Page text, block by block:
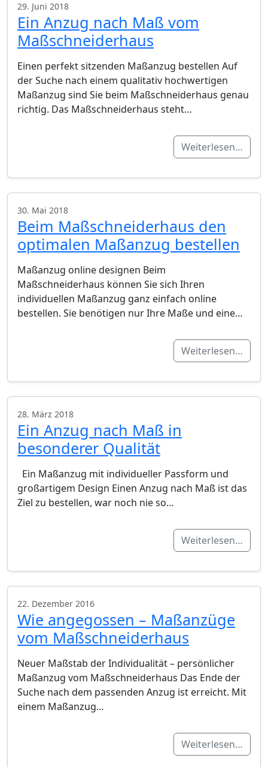
29. Juni 2018
Ein Anzug nach Maß vom
Maßschneiderhaus
Einen perfekt sitzenden Maßanzug bestellen Auf
der Suche nach einem qualitativ hochwertigen
Maßanzug sind Sie beim Maßschneiderhaus genau
richtig. Das Maßschneiderhaus steht…
Weiterlesen…
30. Mai 2018
Beim Maßschneiderhaus den
optimalen Maßanzug bestellen
Maßanzug online designen Beim
Maßschneiderhaus können Sie sich Ihren
individuellen Maßanzug ganz einfach online
bestellen. Sie benötigen nur Ihre Maße und eine…
Weiterlesen…
28. März 2018
Ein Anzug nach Maß in
besonderer Qualität
Ein Maßanzug mit individueller Passform und
großartigem Design Einen Anzug nach Maß ist das
Ziel zu bestellen, war noch nie so…
Weiterlesen…
22. Dezember 2016
Wie angegossen – Maßanzüge
vom Maßschneiderhaus
Neuer Maßstab der Individualität – persönlicher
Maßanzug vom Maßschneiderhaus Das Ende der
Suche nach dem passenden Anzug ist erreicht. Mit
einem Maßanzug…
Weiterlesen…